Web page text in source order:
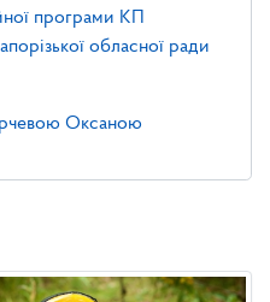
програми КП
обласної ради
Оксаною